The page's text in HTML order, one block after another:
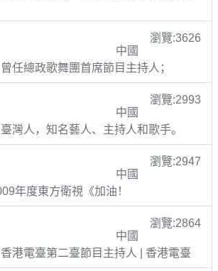
瀏覽:3626
中國
任總政歌舞團首席節目主持人；
瀏覽:2993
中國
灣人，知名藝人、主持人和歌手。
瀏覽:2947
中國
年度東方衛視《加油！
瀏覽:2864
中國
港電臺第二臺節目主持人 | 香港電臺